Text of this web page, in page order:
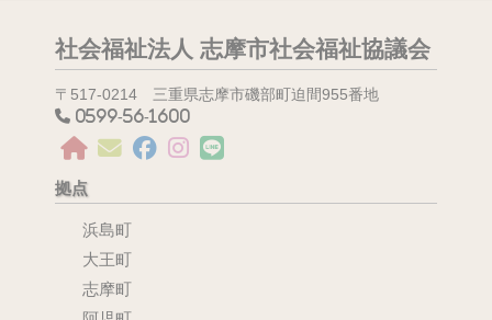
社会福祉法人 志摩市社会福祉協議会
〒517-0214 三重県志摩市磯部町迫間955番地
0599-56-1600
拠点
浜島町
大王町
志摩町